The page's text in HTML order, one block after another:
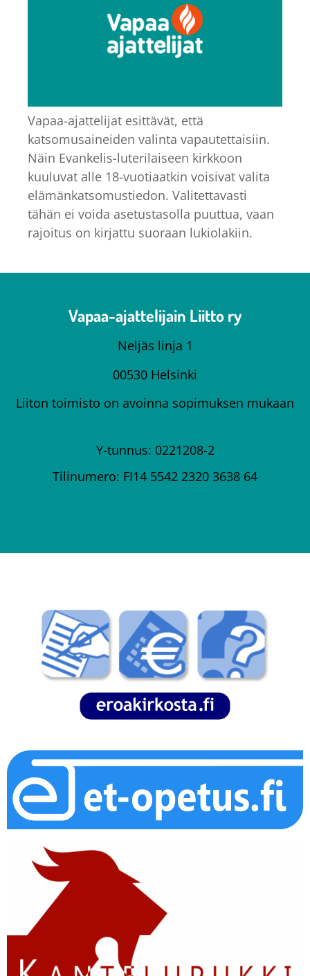
Vapaa-ajattelijat esittävät, että
katsomusaineiden valinta vapautettaisiin.
Näin Evankelis-luterilaiseen kirkkoon
kuuluvat alle 18-vuotiaatkin voisivat valita
elämänkatsomustiedon. Valitettavasti
tähän ei voida asetustasolla puuttua, vaan
rajoitus on kirjattu suoraan lukiolakiin.
Vapaa-ajattelijain Liitto ry
Neljäs linja 1
00530 Helsinki
Liiton toimisto on avoinna sopimuksen mukaan
Y-tunnus: 0221208-2
Tilinumero: FI14 5542 2320 3638 64